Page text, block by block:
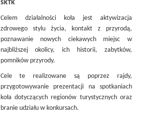
SKTK
Celem działalności koła jest aktywizacja
zdrowego stylu życia, kontakt z przyrodą,
poznawanie nowych ciekawych miejsc w
najbliższej okolicy, ich historii, zabytków,
pomników przyrody.
Cele te realizowane są poprzez rajdy,
przygotowywanie prezentacji na spotkaniach
koła dotyczących regionów turystycznych oraz
branie udziału w konkursach.